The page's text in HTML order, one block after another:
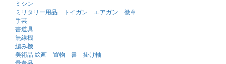
ミシン
ミリタリー用品 トイガン エアガン 徽章
手芸
書道具
無線機
編み機
美術品 絵画 置物 書 掛け軸